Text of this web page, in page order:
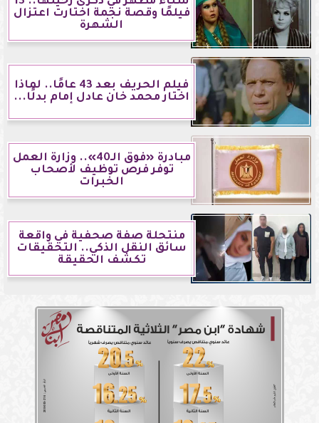
فيلمًا وقصة نجمة اختارت اعتزال
الشهرة
فيلم الحريف بعد 43 عامًا.. لماذا
اختار محمد خان عادل إمام بدلًا...
مبادرة «فوق الـ40».. وزارة العمل
توفر فرص توظيف لأصحاب
الخبرات
منتحلة صفة صحفية في واقعة
سائق النقل الذكي.. التحقيقات
تكشف الحقيقة